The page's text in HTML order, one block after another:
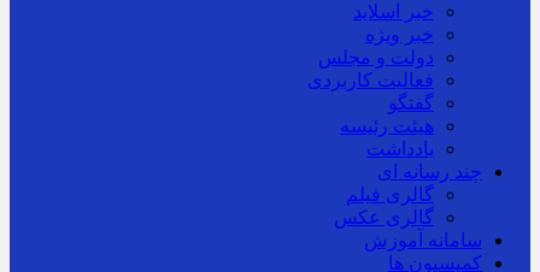
خبر اسلايد
خبر ویژه
دولت و مجلس
فعالیت کاربردی
گفتگو
هیئت رئیسه
یادداشت
چند رسانه ای
گالری فیلم
گالری عکس
سامانه آموزش
کمیسیون ها